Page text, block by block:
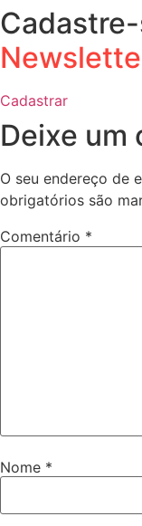
Cadastrar
Deixe um
O seu endereço de
obrigatórios são
Comentário *
Nome *